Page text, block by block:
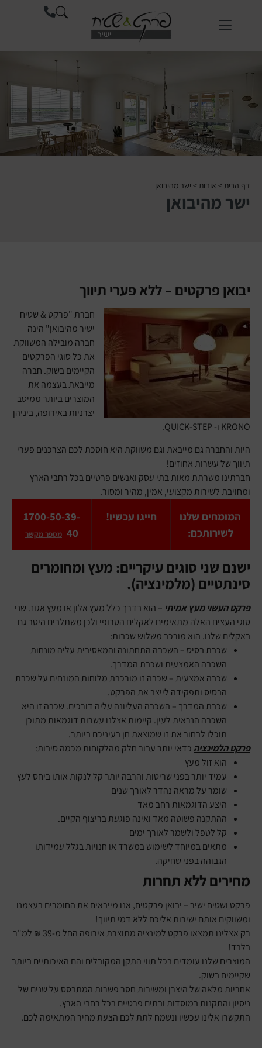
דף הבית > אודות > ישר מהיבואן
ישר מהיבואן
יבואן פרקטים – ללא פערי תיווך
חברת "פרקט & שטיח
ישיר מהיבואן" הינה
חברה מובילה המשווקת
את כל סוגי הפרקטים
הקיימים בשוק. חברה
מייבאת בעצמה את
המוצרים ביותר ממיטב
יצרניות באירופה, ביניהן
KRONO ו- QUICK-STEP.
היות והחברה גם מייבאת וגם משווקת היא חוסכת לכם הצרכנים פערי
תיווך של עשרות אחוזים!
חברתינו משרתת מאות בתי עסק ואנשים פרטיים בכל רחבי הארץ
ומחויבת לשירות מקצועי, אמין, מהיר ומסור.
המומחים שלנו
לשירותכם:
חייגו עכשיו!
1700-50-39-
40 מספר מקשר
ישנם שני סוגים עיקריים: מעץ ומחומרים
סינתטיים (מלמינציה).
פרקט העשוי מעץ אמיתי – הוא בדרך כלל מעץ אלון או מעץ אגוז. שני
סוגי העצים האלה מתאימים לאקלים הטרופי ולכן משתלבים היטב גם
באקלים שלנו. הוא מורכב משלוש שכבות:
שכבת בסיס – השכבה התחתונה והמאסיבית עליה מונחות
השכבה האמצעית ושכבת המדרך.
שכבה אמצעית – שכבה זו מורכבת מלוחות המונחים על שכבת
הבסיס ותפקידה לייצב את הפרקט.
שכבת המדרך – השכבה העליונה עליה דורכים. שכבה זו היא
השכבה הנראית לעין. קיימות אצלנו עשרות דוגמאות מתוכן
תוכלו לבחור את זו שמוצאת חן בעיניכם ביותר.
פרקט הלמינציה כדאי יותר עבור חלק מהלקוחות מכמה סיבות:
הוא זול מעץ
עמיד יותר בפני שריטות והרבה יותר קל לנקות אותו ביחס לעץ
שומר על מראה נהדר לאורך שנים
היצע הדוגמאות רחב מאד
ההתקנה פשוטה מאד ואינה פוגעת בריצוף הקיים.
קל לטפל ולשמר לאורך ימים
מתאים במיוחד לשימוש במשרד או חנויות בגלל עמידותו
הגבוהה בפני שחיקה.
מחירים ללא תחרות
פרקט ושטיח ישיר – יבואן פרקטים, אנו מייבאים את החומרים בעצמנו
ומשווקים אותם ישירות אליכם ללא דמי תיווך!
רק אצלינו תמצאו פרקט למינציה מתוצרת אירופה החל מ-39 ₪ למ"ר
בלבד!
המוצרים שלנו עומדים בכל תווי התקן המקובלים והם האיכותיים ביותר
שקיימים בשוק.
אחריות מלאה של היצרן ומשירות חסר פשרות המתבסס על שנים של
ניסיון והתקנות במוסדות ובתים פרטיים בכל רחבי הארץ.
התקשרו אלינו עכשיו ונשמח לתת לכם הצעת מחיר המתאימה לכם.